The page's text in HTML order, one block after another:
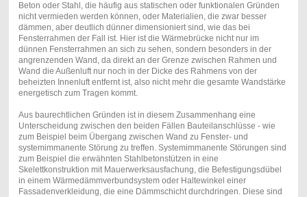
Beton oder Stahl, die häufig aus statischen oder funktionalen Gründen
nicht vermieden werden können, oder Materialien, die zwar besser
dämmen, aber deutlich dünner dimensioniert sind, wie das bei
Fensterrahmen der Fall ist. Hier ist die Wärmebrücke nicht nur im
dünnen Fensterrahmen an sich zu sehen, sondern besonders in der
angrenzenden Wand, da direkt an der Grenze zwischen Rahmen und
Wand die Außenluft nur noch in der Dicke des Rahmens von der
beheizten Innenluft entfernt ist, also nicht mehr die gesamte Wandstärke
energetisch zum Tragen kommt.
Aus baurechtlichen Gründen ist in diesem Zusammenhang eine
Unterscheidung zwischen den beiden Fällen Bauteilanschlüsse - wie
zum Beispiel beim Übergang zwischen Wand zu Fenster- und
systemimmanente Störung zu treffen. Systemimmanente Störungen sind
zum Beispiel die erwähnten Stahlbetonstützen in eine
Skelettkonstruktion mit Mauerwerksausfachung, die Befestigungsdübel
in einem Wärmedämmverbundsystem oder Haltewinkel einer
Fassadenverkleidung, die eine Dämmschicht durchdringen. Diese sind